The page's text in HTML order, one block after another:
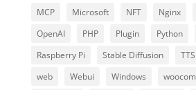
MCP
Microsoft NFT Nginx
OpenAI
PHP Plugin Python
Raspberry Pi
Stable Diffusion TTS
web
Webui Windows